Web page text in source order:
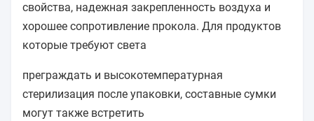
свойства, надежная закрепленность воздуха и
хорошее сопротивление прокола. Для продуктов
которые требуют света
преграждать и высокотемпературная
стерилизация после упаковки, составные сумки
могут также встретить